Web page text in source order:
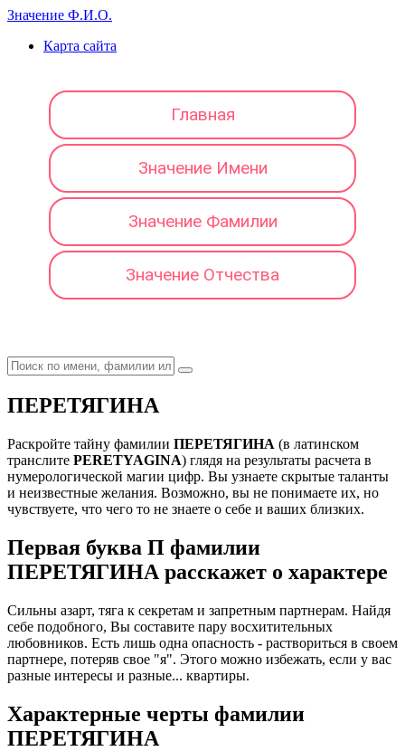
Значение Ф.И.О.
Карта сайта
Главная
Значение Имени
Значение Фамилии
Значение Отчества
ПЕРЕТЯГИНА
Раскройте тайну фамилии ПЕРЕТЯГИНА (в латинском
транслите PERETYAGINA) глядя на результаты расчета в
нумерологической магии цифр. Вы узнаете скрытые таланты
и неизвестные желания. Возможно, вы не понимаете их, но
чувствуете, что чего то не знаете о себе и ваших близких.
Первая буква П фамилии
ПЕРЕТЯГИНА расскажет о характере
Сильны азарт, тяга к секретам и запретным партнерам. Найдя
себе подобного, Вы составите пару восхитительных
любовников. Есть лишь одна опасность - раствориться в своем
партнере, потеряв свое "я". Этого можно избежать, если у вас
разные интересы и разные... квартиры.
Характерные черты фамилии
ПЕРЕТЯГИНА